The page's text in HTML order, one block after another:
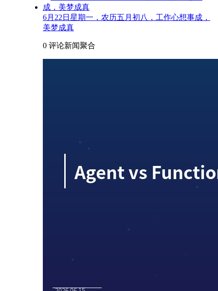
6月22日星期一，农历五月初八，工作心想事成，
美梦成真
0 评论新闻聚合